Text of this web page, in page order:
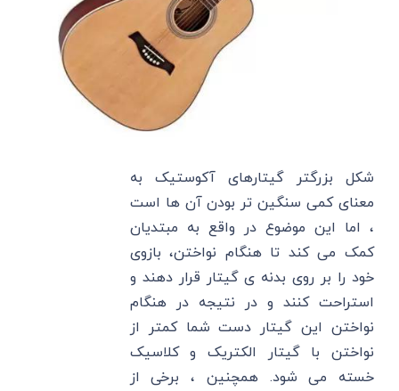
شکل بزرگتر گیتارهای آکوستیک به
معنای کمی سنگین تر بودن آن ها است
، اما این موضوع در واقع به مبتدیان
کمک می کند تا هنگام نواختن، بازوی
خود را بر روی بدنه ی گیتار قرار دهند و
استراحت کنند و در نتیجه در هنگام
نواختن این گیتار دست شما کمتر از
نواختن با گیتار الکتریک و کلاسیک
خسته می شود. همچنین ، برخی از